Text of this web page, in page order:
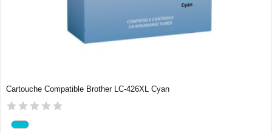
Cartouche Compatible Brother LC-426XL Cyan